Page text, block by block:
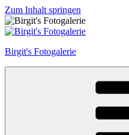
Zum Inhalt springen
Birgit's Fotogalerie